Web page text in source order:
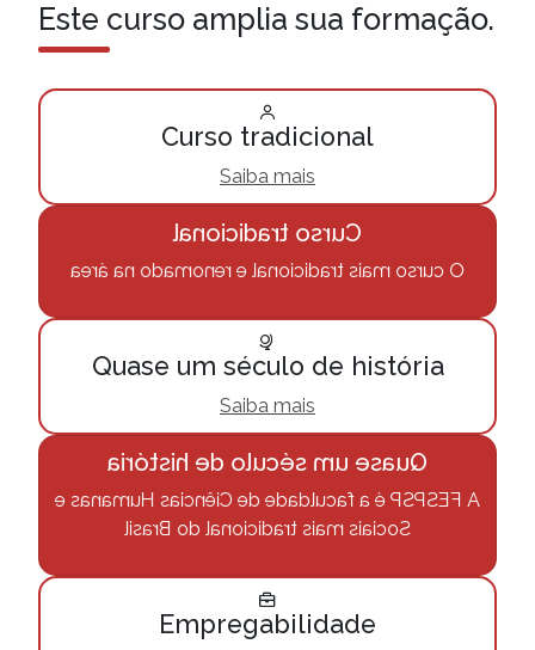
Este curso amplia sua formação.
Curso tradicional
Saiba mais
Curso tradicional
O curso mais tradicional e renomado na área
Quase um século de história
Saiba mais
Quase um século de história
A FESPSP é a faculdade de Ciências Humanas e
Sociais mais tradicional do Brasil
Empregabilidade